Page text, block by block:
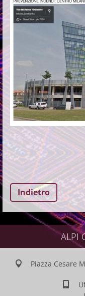
Indietro
ALPI
Piazza Cesare